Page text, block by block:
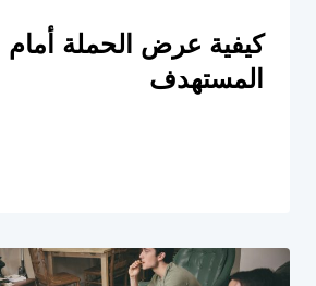
كيفية عرض الحملة أمام
المستهدف